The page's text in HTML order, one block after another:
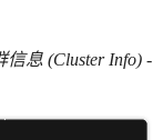
信息 (Cluster Info) -